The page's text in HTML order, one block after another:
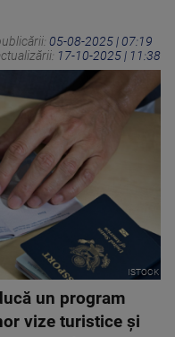
05-08-2025 | 07:19
17-10-2025 | 11:38
ISTOCK
un program
vize turistice și